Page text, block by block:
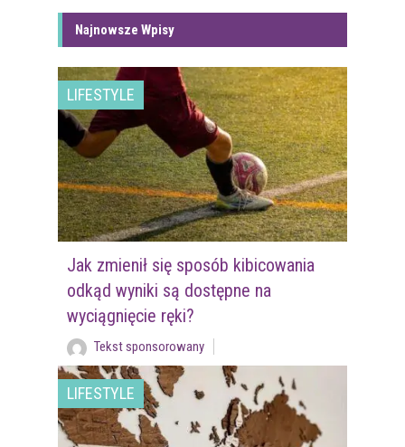
Najnowsze Wpisy
LIFESTYLE
Jak zmienił się sposób kibicowania
odkąd wyniki są dostępne na
wyciągnięcie ręki?
Tekst sponsorowany
LIFESTYLE